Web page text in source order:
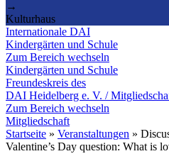
→
Kulturhaus
Internationale DAI
Kindergärten und Schule
Zum Bereich wechseln
Kindergärten und Schule
Freundeskreis des
DAI Heidelberg e. V. /
Zum Bereich wechseln
Mitgliedschaft
Startseite » Veranstaltungen »
Valentine’s Day question: What is